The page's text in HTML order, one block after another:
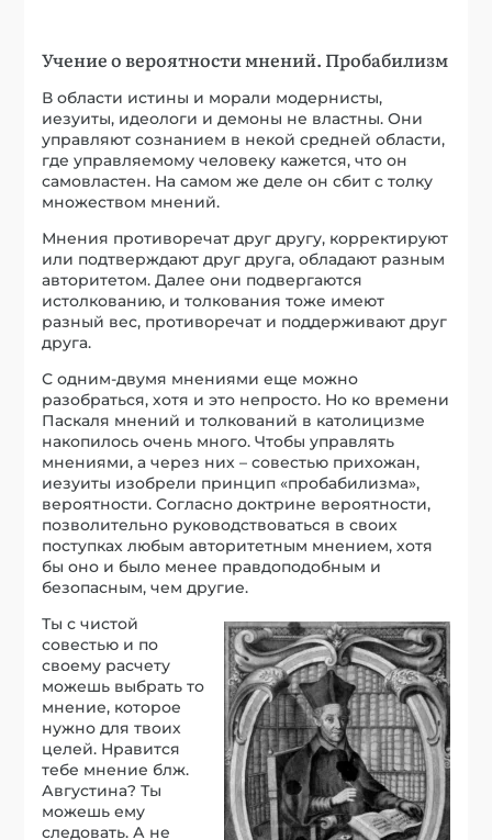
Учение о вероятности мнений. Пробабилизм
В области истины и морали модернисты,
иезуиты, идеологи и демоны не властны. Они
управляют сознанием в некой средней области,
где управляемому человеку кажется, что он
самовластен. На самом же деле он сбит с толку
множеством мнений.
Мнения противоречат друг другу, корректируют
или подтверждают друг друга, обладают разным
авторитетом. Далее они подвергаются
истолкованию, и толкования тоже имеют
разный вес, противоречат и поддерживают друг
друга.
С одним-двумя мнениями еще можно
разобраться, хотя и это непросто. Но ко времени
Паскаля мнений и толкований в католицизме
накопилось очень много. Чтобы управлять
мнениями, а через них – совестью прихожан,
иезуиты изобрели принцип «пробабилизма»,
вероятности. Согласно доктрине вероятности,
позволительно руководствоваться в своих
поступках любым авторитетным мнением, хотя
бы оно и было менее правдоподобным и
безопасным, чем другие.
Ты с чистой
совестью и по
своему расчету
можешь выбрать то
мнение, которое
нужно для твоих
целей. Нравится
тебе мнение блж.
Августина? Ты
можешь ему
следовать. А не